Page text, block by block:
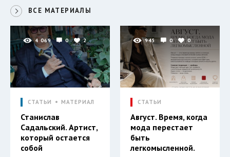
ВСЕ МАТЕРИАЛЫ
4 069 0 2
СТАТЬИ МАТЕРИАЛ
Станислав
Садальский. Артист,
который остается
собой
945 0 0
СТАТЬИ
Август. Время, когда
мода перестает
быть
легкомысленной.